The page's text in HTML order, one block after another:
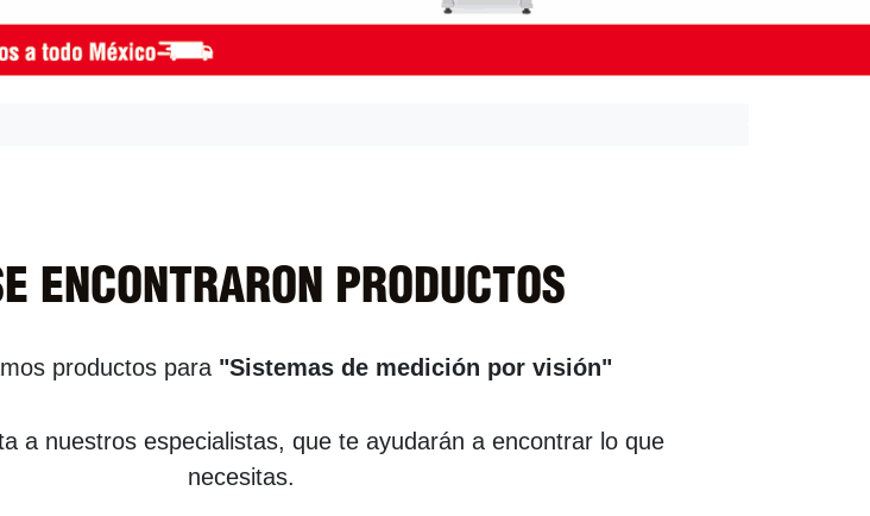
ENCONTRARON PRODUCTOS
productos para "Sistemas de medición por visión"
a nuestros especialistas, que te ayudarán a encontrar lo que
necesitas.